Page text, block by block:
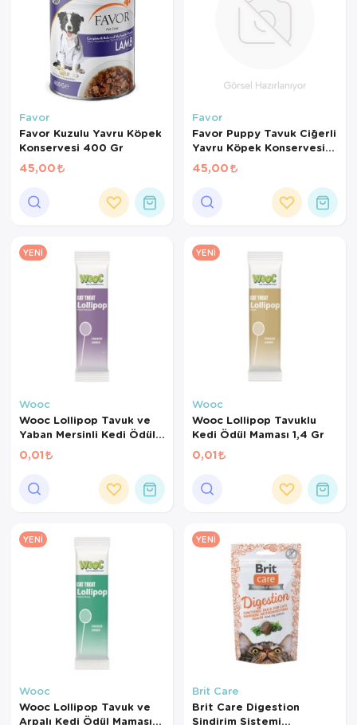
Favor
Favor Kuzulu Yavru Köpek
Konservesi 400 Gr
45,00
Favor
Favor Puppy Tavuk Ciğerli
Yavru Köpek Konservesi
400 Gr
45,00
YENI
Wooc
Wooc Lollipop Tavuk ve
Yaban Mersinli Kedi Ödül
Maması 1,4 Gr
0,01
YENI
Wooc
Wooc Lollipop Tavuklu
Kedi Ödül Maması 1,4 Gr
0,01
YENI
Wooc
Wooc Lollipop Tavuk ve
Arpalı Kedi Ödül Maması
YENI
Brit Care
Brit Care Digestion
Sindirim Sistemi